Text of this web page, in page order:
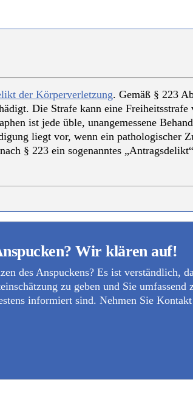
der Körperverletzung. Gemäß § 223
Die Strafe kann eine
ist jede üble, unangemessene
liegt vor, wenn ein pathologischer
§ 223 ein sogenanntes
Wir klären auf!
des Anspuckens? Es ist verständlich,
zu geben und Sie
informiert sind. Nehmen Sie